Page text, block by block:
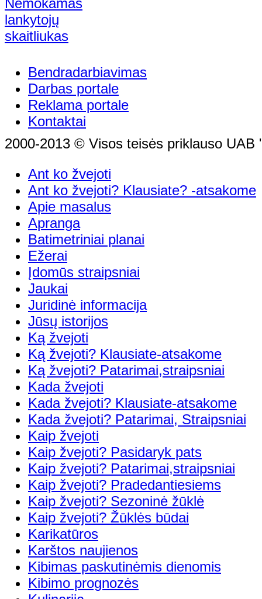
Bendradarbiavimas
Darbas portale
Reklama portale
Kontaktai
2000-2013 © Visos teisės priklauso UAB
Ant ko žvejoti
Ant ko žvejoti? Klausiate? -atsakome
Apie masalus
Apranga
Batimetriniai planai
Ežerai
Įdomūs straipsniai
Jaukai
Juridinė informacija
Jūsų istorijos
Ką žvejoti
Ką žvejoti? Klausiate-atsakome
Ką žvejoti? Patarimai,straipsniai
Kada žvejoti
Kada žvejoti? Klausiate-atsakome
Kada žvejoti? Patarimai, Straipsniai
Kaip žvejoti
Kaip žvejoti? Pasidaryk pats
Kaip žvejoti? Patarimai,straipsniai
Kaip žvejoti? Pradedantiesiems
Kaip žvejoti? Sezoninė žūklė
Kaip žvejoti? Žūklės būdai
Karikatūros
Karštos naujienos
Kibimas paskutinėmis dienomis
Kibimo prognozės